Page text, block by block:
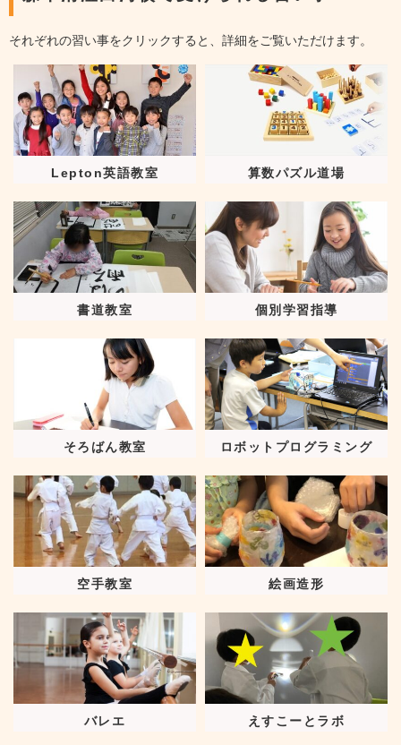
それぞれの習い事をクリックすると、詳細をご覧いただけます。
Lepton英語教室 算数パズル道場
書道教室 個別学習指導
そろばん教室 ロボットプログラミング
空手教室 絵画造形
バレエ えすこーとラボ